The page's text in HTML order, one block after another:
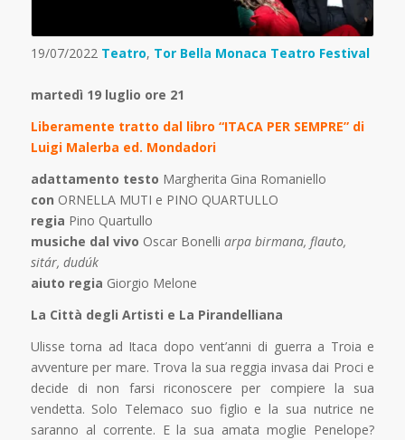
19/07/2022 Teatro, Tor Bella Monaca Teatro Festival
martedì 19 luglio ore 21
Liberamente tratto dal libro “ITACA PER SEMPRE” di
Luigi Malerba ed. Mondadori
adattamento testo Margherita Gina Romaniello
con ORNELLA MUTI e PINO QUARTULLO
regia Pino Quartullo
musiche dal vivo Oscar Bonelli arpa birmana, flauto,
sitár, dudúk
aiuto regia Giorgio Melone
La Città degli Artisti e La Pirandelliana
Ulisse torna ad Itaca dopo vent’anni di guerra a Troia e
avventure per mare. Trova la sua reggia invasa dai Proci e
decide di non farsi riconoscere per compiere la sua
vendetta. Solo Telemaco suo figlio e la sua nutrice ne
saranno al corrente. E la sua amata moglie Penelope?